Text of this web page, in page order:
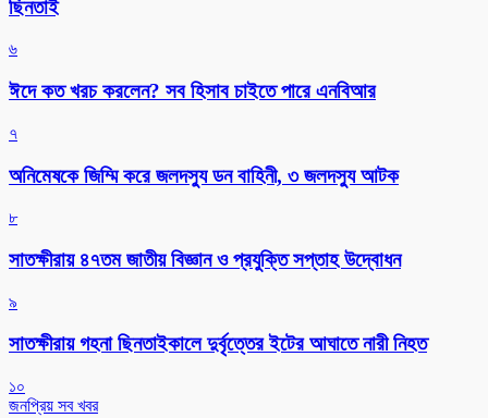
ছিনতাই
৬
ঈদে কত খরচ করলেন? সব হিসাব চাইতে পারে এনবিআর
৭
অনিমেষকে জিম্মি করে জলদস্যু ডন বাহিনী, ৩ জলদস্যু আটক
৮
সাতক্ষীরায় ৪৭তম জাতীয় বিজ্ঞান ও প্রযুক্তি সপ্তাহ উদ্বোধন
৯
সাতক্ষীরায় গহনা ছিনতাইকালে দুর্বৃত্তের ইটের আঘাতে নারী নিহত
১০
জনপ্রিয় সব খবর